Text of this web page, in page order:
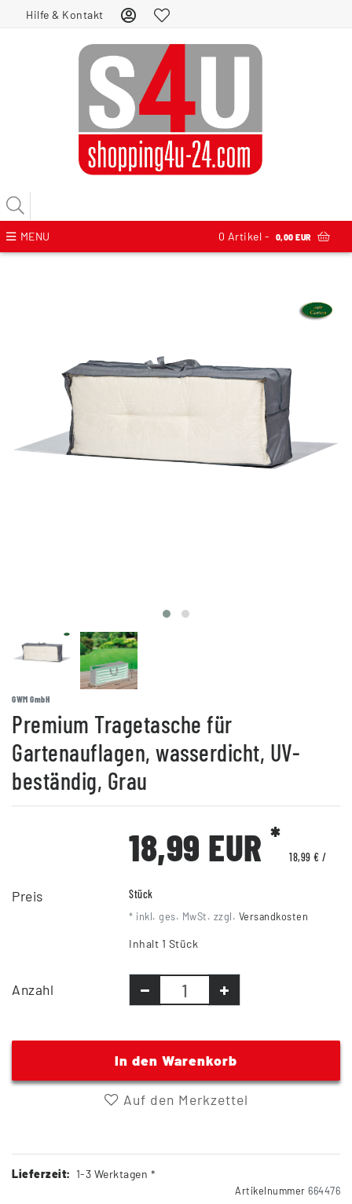
Hilfe & Kontakt
MENU 0 Artikel - 0,00 EUR
GWM GmbH
Premium Tragetasche für
Gartenauflagen, wasserdicht, UV-
beständig, Grau
Preis
18,99 EUR*
18,99 € /
Stück
* inkl. ges. MwSt. zzgl. Versandkosten
Inhalt 1 Stück
Anzahl
In den Warenkorb
Auf den Merkzettel
Lieferzeit: 1-3 Werktagen *
Artikelnummer 664476